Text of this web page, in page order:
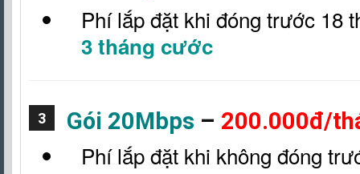
Phí lắp đặt khi đóng trước 18
3 tháng cước
3 Gói 20Mbps – 200.000đ/
Phí lắp đặt khi không đóng